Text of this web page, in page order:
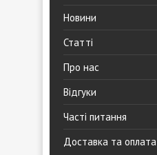
Новини
Статті
Про нас
Відгуки
Часті питання
Доставка та оплата